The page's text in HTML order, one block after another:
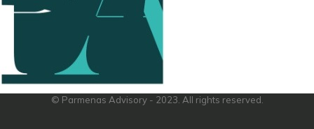
© Parmenas Advisory - 2023. All rights reserved.